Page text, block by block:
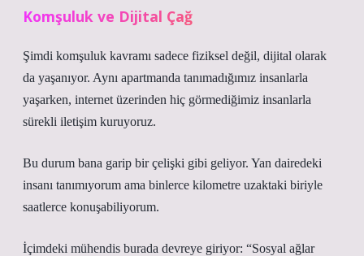
Komşuluk ve Dijital Çağ
Şimdi komşuluk kavramı sadece fiziksel değil, dijital olarak
da yaşanıyor. Aynı apartmanda tanımadığımız insanlarla
yaşarken, internet üzerinden hiç görmediğimiz insanlarla
sürekli iletişim kuruyoruz.
Bu durum bana garip bir çelişki gibi geliyor. Yan dairedeki
insanı tanımıyorum ama binlerce kilometre uzaktaki biriyle
saatlerce konuşabiliyorum.
İçimdeki mühendis burada devreye giriyor: “Sosyal ağlar